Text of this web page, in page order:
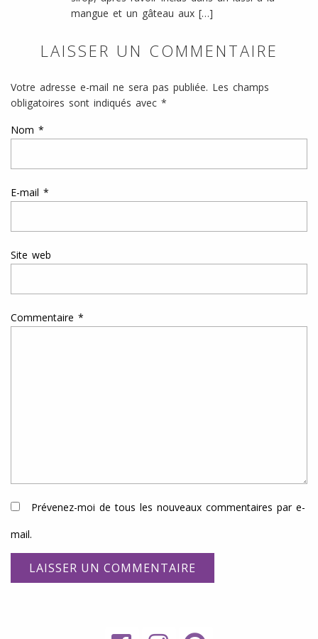
mangue et un gâteau aux […]
LAISSER UN COMMENTAIRE
Votre adresse e-mail ne sera pas publiée. Les champs
obligatoires sont indiqués avec *
Nom *
E-mail *
Site web
Commentaire *
Prévenez-moi de tous les nouveaux commentaires par e-
mail.